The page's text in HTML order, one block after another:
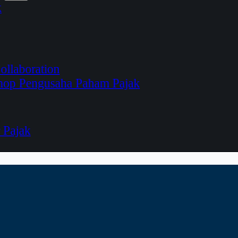
Pengusaha Paham Pajak
Pajak